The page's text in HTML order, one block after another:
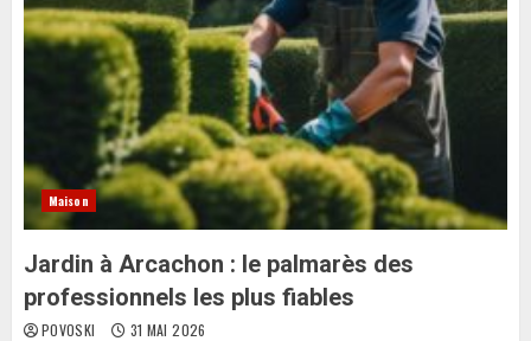
Maison
Jardin à Arcachon : le palmarès des
professionnels les plus fiables
POVOSKI 31 MAI 2026